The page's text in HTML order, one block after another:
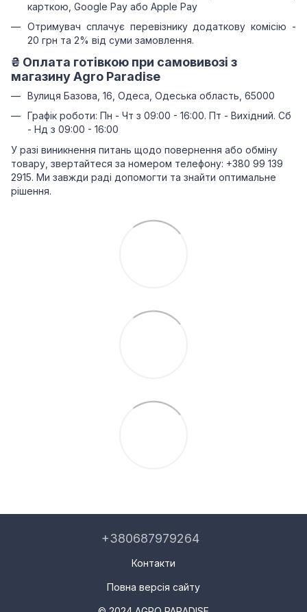
карткою, Google Pay або Apple Pay
Отримувач сплачує перевізнику додаткову комісію -
20 грн та 2% від суми замовлення.
₴ Оплата готівкою при самовивозі з
магазину Agro Paradise
Вулиця Базова, 16, Одеса, Одеська область, 65000
Графік роботи: Пн - Чт з 09:00 - 16:00. Пт - Вихідний. Сб
- Нд з 09:00 - 16:00
У разі виникнення питань щодо повернення або обміну
товару, звертайтеся за номером телефону: +380 99 139
2915. Ми завжди раді допомогти та знайти оптимальне
рішення.
+380687979264
Контакти
Повна версія сайту